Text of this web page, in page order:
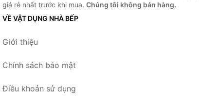
giá rẻ nhất trước khi mua. Chúng tôi không bán hàng.
VỀ VẬT DỤNG NHÀ BẾP
Giới thiệu
Chính sách bảo mật
Điều khoản sử dụng